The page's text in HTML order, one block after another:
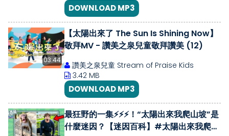
DOWNLOAD MP3
03:44
【太陽出來了 The Sun Is Shining Now】
敬拜MV - 讚美之泉兒童敬拜讚美 (12)
讚美之泉兒童 Stream of Praise Kids
3.42 MB
DOWNLOAD MP3
最狂野的一集⚡️⚡️⚡️！“太陽出來我爬山坡”是
什麼迷因？【迷因百科】#太陽出來我爬山